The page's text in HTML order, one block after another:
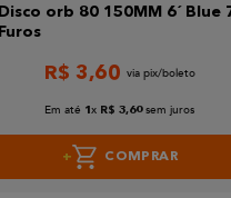
Disco orb 80 150MM 6´ Blue
Furos
R$ 3,60
Em até 1x R$ 3,60 sem juros
COMPRAR